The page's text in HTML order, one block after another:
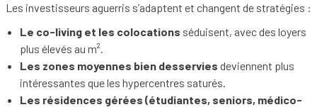
Les investisseurs aguerris s’adaptent et changent de stratégies :
Le co-living et les colocations séduisent, avec des loyers
plus élevés au m².
Les zones moyennes bien desservies deviennent plus
intéressantes que les hypercentres saturés.
Les résidences gérées (étudiantes, seniors, médico-